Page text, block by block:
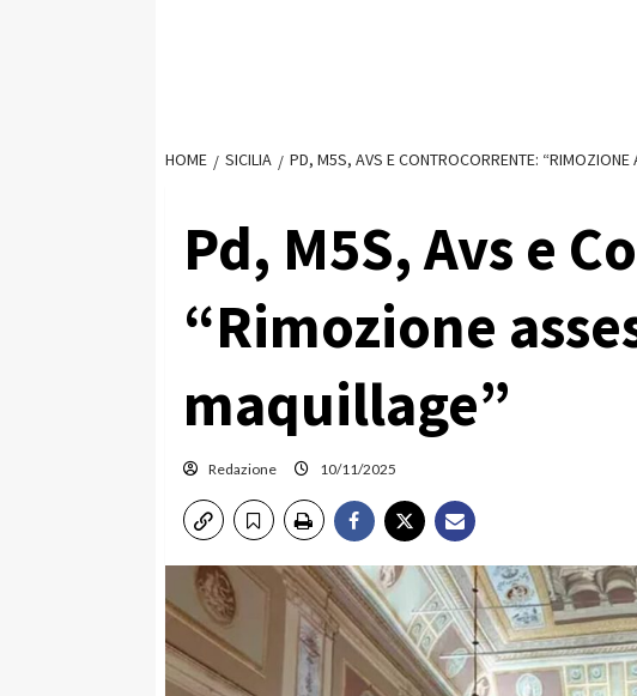
HOME SICILIA PD, M5S, AVS E CONTROCORRENTE:
Pd, M5S, Avs e
“Rimozione
maquillage”
Redazione 10/11/2025